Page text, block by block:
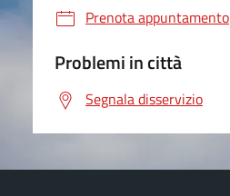
Prenota appuntamento
Problemi in città
Segnala disservizio